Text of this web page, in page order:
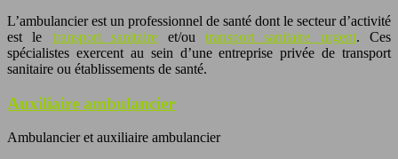
L’ambulancier est un professionnel de santé dont le secteur d’activité
est le transport sanitaire et/ou transport sanitaire urgent. Ces
spécialistes exercent au sein d’une entreprise privée de transport
sanitaire ou établissements de santé.
Auxiliaire ambulancier
Ambulancier et auxiliaire ambulancier